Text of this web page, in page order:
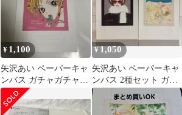
¥ 1,100
矢沢あい ペーパーキャ
ンバス ガチャガチャ
2種
¥1,050
矢沢あい ペーパーキャ
ンバス 2種セット ガシ
ャポン